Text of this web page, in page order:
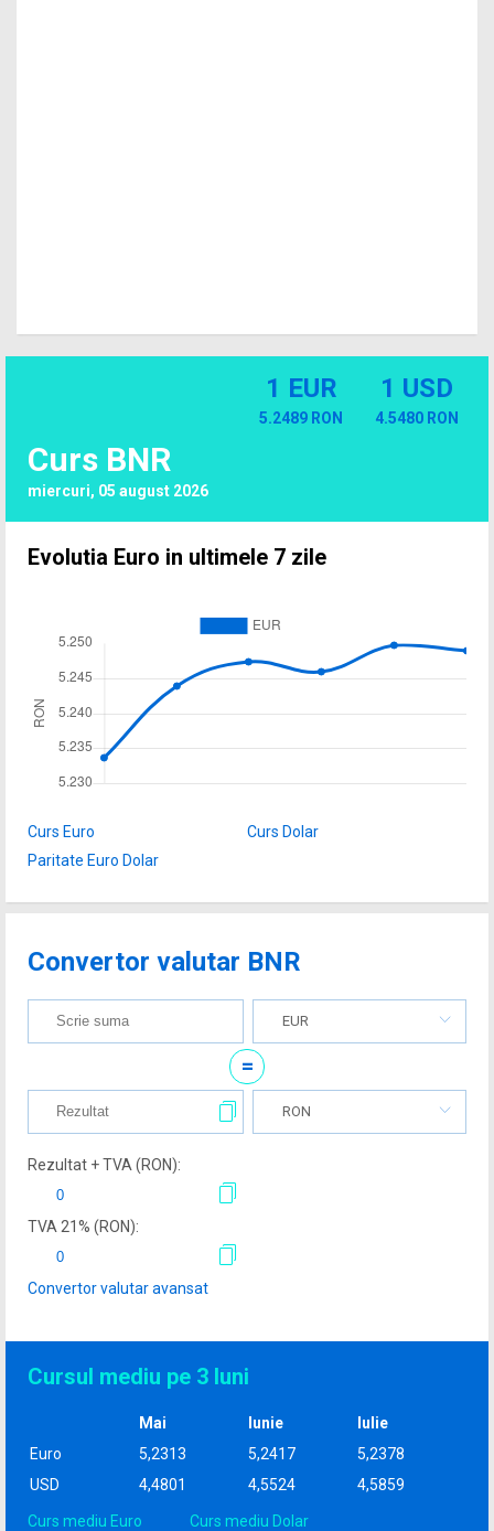
Curs BNR
miercuri, 05 august 2026
1 EUR
5.2489 RON
1 USD
4.5480 RON
Evolutia Euro in ultimele 7 zile
Curs Euro
Curs Dolar
Paritate Euro Dolar
Convertor valutar BNR
EUR
=
RON
Rezultat + TVA (RON):
TVA 21% (RON):
Convertor valutar avansat
Cursul mediu pe 3 luni
Mai Iunie
Iulie
Euro
5,2313 5,2417
5,2378
USD
4,4801 4,5524 4,5859
Curs mediu Euro Curs mediu Dolar